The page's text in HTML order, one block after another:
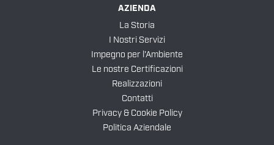
AZIENDA
La Storia
I Nostri Servizi
Impegno per l'Ambiente
Le nostre Certificazioni
Realizzazioni
Contatti
Privacy & Cookie Policy
Politica Aziendale